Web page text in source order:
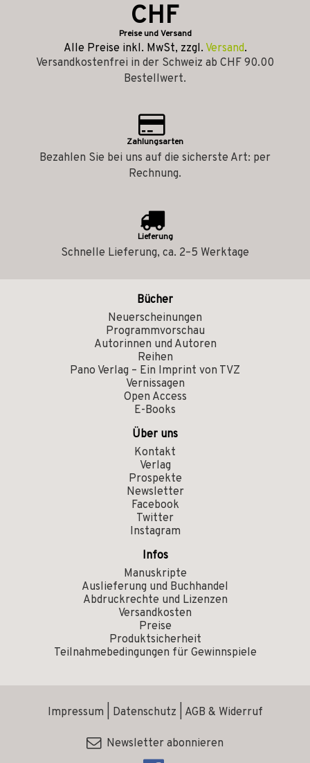
CHF
Preise und Versand
Alle Preise inkl. MwSt, zzgl. Versand.
Versandkostenfrei in der Schweiz ab CHF 90.00
Bestellwert.
Zahlungsarten
Bezahlen Sie bei uns auf die sicherste Art: per
Rechnung.
Lieferung
Schnelle Lieferung, ca. 2–5 Werktage
Bücher
Neuerscheinungen
Programmvorschau
Autorinnen und Autoren
Reihen
Pano Verlag – Ein Imprint von TVZ
Vernissagen
Open Access
E-Books
Über uns
Kontakt
Verlag
Prospekte
Newsletter
Facebook
Twitter
Instagram
Infos
Manuskripte
Auslieferung und Buchhandel
Abdruckrechte und Lizenzen
Versandkosten
Preise
Produktsicherheit
Teilnahmebedingungen für Gewinnspiele
Impressum Datenschutz AGB & Widerruf
Newsletter abonnieren